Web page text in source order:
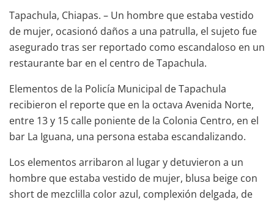
Tapachula, Chiapas. – Un hombre que estaba vestido
de mujer, ocasionó daños a una patrulla, el sujeto fue
asegurado tras ser reportado como escandaloso en un
restaurante bar en el centro de Tapachula.
Elementos de la Policía Municipal de Tapachula
recibieron el reporte que en la octava Avenida Norte,
entre 13 y 15 calle poniente de la Colonia Centro, en el
bar La Iguana, una persona estaba escandalizando.
Los elementos arribaron al lugar y detuvieron a un
hombre que estaba vestido de mujer, blusa beige con
short de mezclilla color azul, complexión delgada, de